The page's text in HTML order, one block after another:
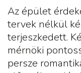
Az épület
tervek nélkül
terjeszkedett.
mérnöki
persze